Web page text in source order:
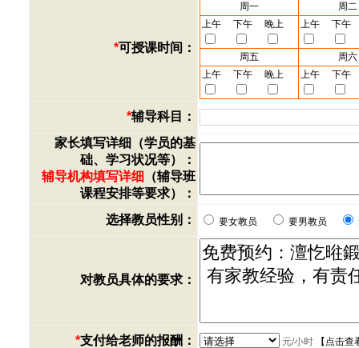
*可授课时间：
周一
周二
上午
下午 晚上 上午 下午
周五
周六
上午
下午 晚上 上午 下午
*辅导科目：
家长填写详细（学员的基
础、学习状况等）：
辅导机构填写详细 （辅导班
课程安排等要求）：
选择教员性别：
要女教员 要男教员
对教员具体的要求：
*支付给老师的报酬： 元/小时【 点击查